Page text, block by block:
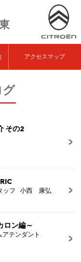
アクセスマップ
グ
その2
ッフ 小西 康弘
ロン編～
アテンダント